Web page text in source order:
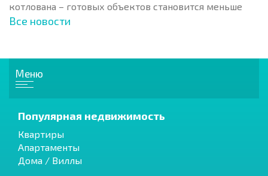
котлована – готовых объектов становится меньше
Все новости
Меню
Популярная недвижимость
Квартиры
Апартаменты
Дома / Виллы